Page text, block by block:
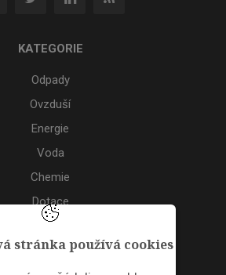
stránka používá cookies
KATEGORIE
Odpady
Ovzduší
Energie
Voda
Chemie
Dotace
Akce